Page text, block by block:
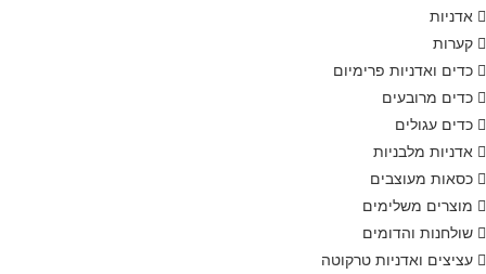
אדניות
קערות
כדים ואדניות פרימיום
כדים מרובעים
כדים עגולים
אדניות מלבניות
כסאות מעוצבים
מוצרים משלימים
שולחנות והדומים
עציצים ואדניות טרקוטה